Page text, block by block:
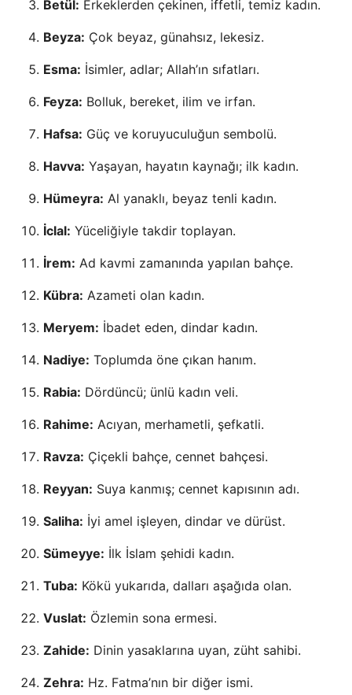
Betül: Erkeklerden çekinen, iffetli, temiz kadın.
Beyza: Çok beyaz, günahsız, lekesiz.
Esma: İsimler, adlar; Allah’ın sıfatları.
Feyza: Bolluk, bereket, ilim ve irfan.
Hafsa: Güç ve koruyuculuğun sembolü.
Havva: Yaşayan, hayatın kaynağı; ilk kadın.
Hümeyra: Al yanaklı, beyaz tenli kadın.
İclal: Yüceliğiyle takdir toplayan.
İrem: Ad kavmi zamanında yapılan bahçe.
Kübra: Azameti olan kadın.
Meryem: İbadet eden, dindar kadın.
Nadiye: Toplumda öne çıkan hanım.
Rabia: Dördüncü; ünlü kadın veli.
Rahime: Acıyan, merhametli, şefkatli.
Ravza: Çiçekli bahçe, cennet bahçesi.
Reyyan: Suya kanmış; cennet kapısının adı.
Saliha: İyi amel işleyen, dindar ve dürüst.
Sümeyye: İlk İslam şehidi kadın.
Tuba: Kökü yukarıda, dalları aşağıda olan.
Vuslat: Özlemin sona ermesi.
Zahide: Dinin yasaklarına uyan, züht sahibi.
Zehra: Hz. Fatma’nın bir diğer ismi.